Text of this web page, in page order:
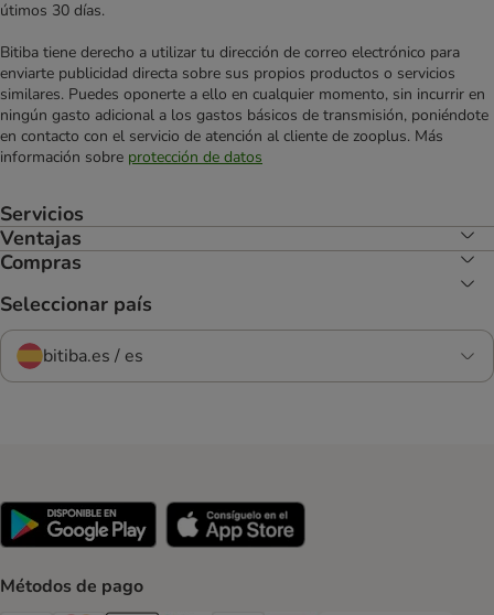
útimos 30 días.
Bitiba tiene derecho a utilizar tu dirección de correo electrónico para
enviarte publicidad directa sobre sus propios productos o servicios
similares. Puedes oponerte a ello en cualquier momento, sin incurrir en
ningún gasto adicional a los gastos básicos de transmisión, poniéndote
en contacto con el servicio de atención al cliente de zooplus. Más
información sobre protección de datos
Servicios
Ventajas
Compras
Seleccionar país
bitiba.es / es
Métodos de pago